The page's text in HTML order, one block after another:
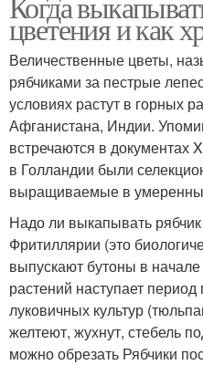
цветения и как
Величественные цветы,
рябчиками за пестрые
условиях растут в горных
Афганистана, Индии.
встречаются в документах
в Голландии были
выращиваемые в
Надо ли выкапывать
Фритиллярии (это
выпускают бутоны в
растений наступает период
луковичных культур
желтеют, жухнут, стебель
можно обрезать Рябчики